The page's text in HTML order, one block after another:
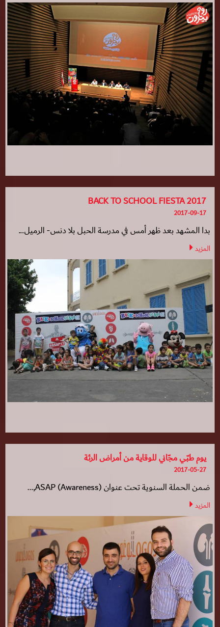
BACK TO SCHOOL FIESTA 2017
2017-09-17
بدا المشهد بعد ظهر أمس في مدرسة الحبل بلا دنس- الرميل...
المزيد
يوم طبّي مجّاني للوقاية من أمراض الرئة
2017-05-27
ضمن الحملة السنوية تحت عنوان (ASAP (Awareness,...
المزيد